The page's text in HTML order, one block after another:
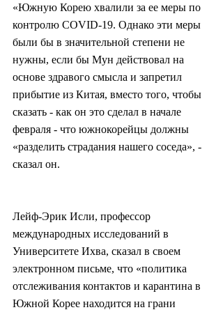
«Южную Корею хвалили за ее меры по
контролю COVID-19. Однако эти меры
были бы в значительной степени не
нужны, если бы Мун действовал на
основе здравого смысла и запретил
прибытие из Китая, вместо того, чтобы
сказать - как он это сделал в начале
февраля - что южнокорейцы должны
«разделить страдания нашего соседа», -
сказал он.
Лейф-Эрик Исли, профессор
международных исследований в
Университете Ихва, сказал в своем
электронном письме, что «политика
отслеживания контактов и карантина в
Южной Корее находится на грани